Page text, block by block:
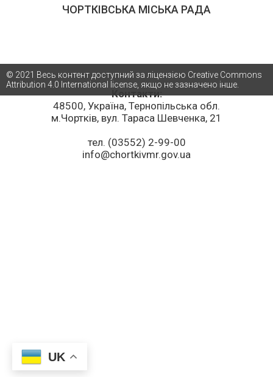
ЧОРТКІВСЬКА МІСЬКА РАДА
Контакти:
48500, Україна, Тернопільська обл.
м.Чортків, вул. Тараса Шевченка, 21
тел. (03552) 2-99-00
info@chortkivmr.gov.ua
© 2021 Весь контент доступний за ліцензією Creative Commons
Attribution 4.0 International license, якщо не зазначено інше.
UK